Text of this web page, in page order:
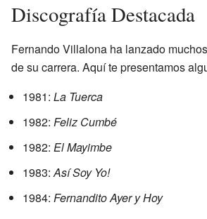
Discografía Destacada
Fernando Villalona ha lanzado
de su carrera. Aquí te presentamos
1981: La Tuerca
1982: Feliz Cumbé
1982: El Mayimbe
1983:Así Soy Yo!
1984: Fernandito Ayer y Hoy